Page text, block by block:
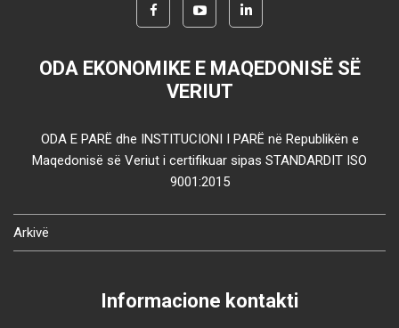
ODA EKONOMIKE E MAQEDONISË SË
VERIUT
ODA E PARË dhe INSTITUCIONI I PARË në Republikën e
Maqedonisë së Veriut i certifikuar sipas STANDARDIT ISO
9001:2015
Arkivë
Informacione kontakti